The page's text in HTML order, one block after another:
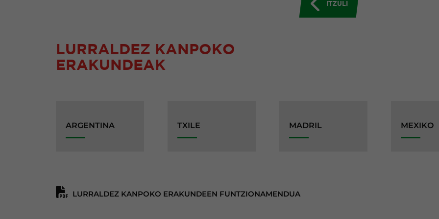
ITZULI
LURRALDEZ KANPOKO
ERAKUNDEAK
ARGENTINA TXILE MADRIL MEXIKO
LURRALDEZ KANPOKO ERAKUNDEEN FUNTZIONAMENDUA